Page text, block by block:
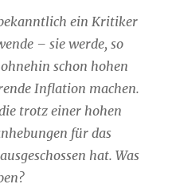
ein Kritiker
– sie werde, so
schon hohen
Inflation machen.
trotz einer hohen
für das
hat. Was